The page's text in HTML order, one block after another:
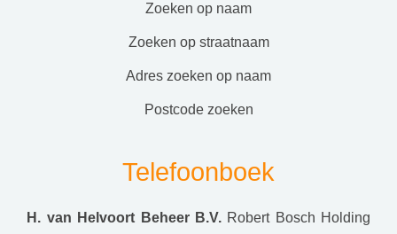
zoeken op naam
zoeken op straatnaam
adres zoeken op naam
postcode zoeken
Telefoonboek
H. van Helvoort Beheer B.V. Robert Bosch Holding